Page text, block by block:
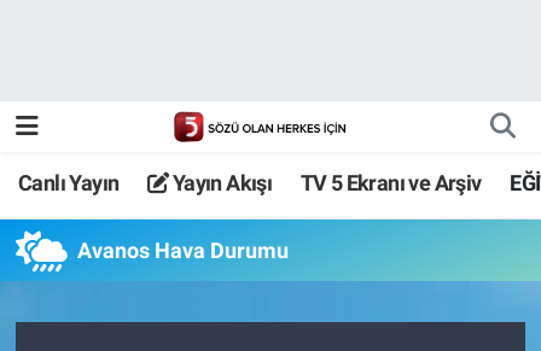
Canlı Yayın Yayın Akışı TV 5 Ekranı ve Arşiv
Avanos Hava Durumu
TV 5 Ekranı ve Arşiv